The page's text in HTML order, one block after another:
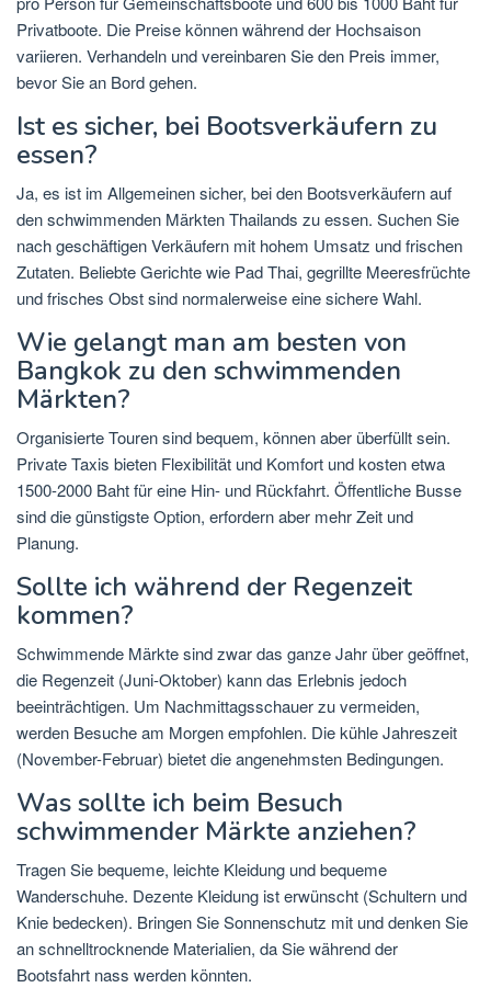
Privatboote. Die Preise können während der Hochsaison
variieren. Verhandeln und vereinbaren Sie den Preis immer,
bevor Sie an Bord gehen.
Ist es sicher, bei Bootsverkäufern zu
essen?
Ja, es ist im Allgemeinen sicher, bei den Bootsverkäufern auf
den schwimmenden Märkten Thailands zu essen. Suchen Sie
nach geschäftigen Verkäufern mit hohem Umsatz und frischen
Zutaten. Beliebte Gerichte wie Pad Thai, gegrillte Meeresfrüchte
und frisches Obst sind normalerweise eine sichere Wahl.
Wie gelangt man am besten von
Bangkok zu den schwimmenden
Märkten?
Organisierte Touren sind bequem, können aber überfüllt sein.
Private Taxis bieten Flexibilität und Komfort und kosten etwa
1500-2000 Baht für eine Hin- und Rückfahrt. Öffentliche Busse
sind die günstigste Option, erfordern aber mehr Zeit und
Planung.
Sollte ich während der Regenzeit
kommen?
Schwimmende Märkte sind zwar das ganze Jahr über geöffnet,
die Regenzeit (Juni-Oktober) kann das Erlebnis jedoch
beeinträchtigen. Um Nachmittagsschauer zu vermeiden,
werden Besuche am Morgen empfohlen. Die kühle Jahreszeit
(November-Februar) bietet die angenehmsten Bedingungen.
Was sollte ich beim Besuch
schwimmender Märkte anziehen?
Tragen Sie bequeme, leichte Kleidung und bequeme
Wanderschuhe. Dezente Kleidung ist erwünscht (Schultern und
Knie bedecken). Bringen Sie Sonnenschutz mit und denken Sie
an schnelltrocknende Materialien, da Sie während der
Bootsfahrt nass werden könnten.